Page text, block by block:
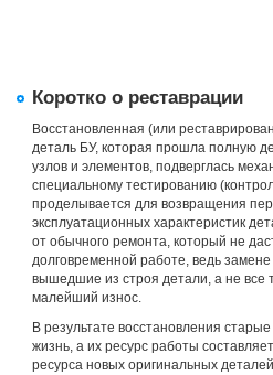
Коротко о реставрации
Восстановленная (или
деталь БУ, которая прошла полную
узлов и элементов, подверглась
специальному тестированию
проделывается для возвращения
эксплуатационных характеристик
от обычного ремонта, который не
долговременной работе, ведь
вышедшие из строя детали, а не все
малейший износ.
В результате восстановления
жизнь, а их ресурс работы
ресурса новых оригинальных